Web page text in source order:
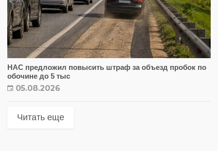
НАС предложил повысить штраф за объезд пробок по
обочине до 5 тыс
05.08.2026
Читать еще